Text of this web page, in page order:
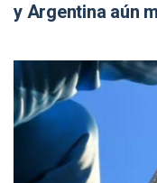
y Argentina aún